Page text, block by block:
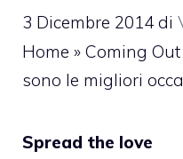
3 Dicembre 2014 di
Home » Coming Out
sono le migliori
Spread the love